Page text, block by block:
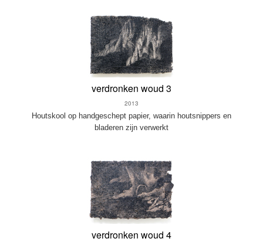
verdronken woud 3
2013
Houtskool op handgeschept papier, waarin houtsnippers en
bladeren zijn verwerkt
verdronken woud 4